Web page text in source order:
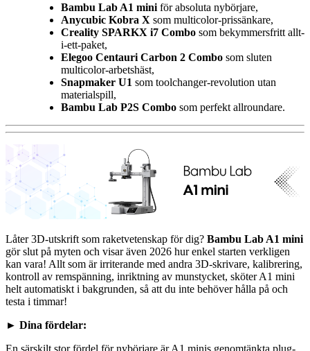
Bambu Lab A1 mini för absoluta nybörjare,
Anycubic Kobra X som multicolor-prissänkare,
Creality SPARKX i7 Combo som bekymmersfritt allt-
i-ett-paket,
Elegoo Centauri Carbon 2 Combo som sluten
multicolor-arbetshäst,
Snapmaker U1 som toolchanger-revolution utan
materialspill,
Bambu Lab P2S Combo som perfekt allroundare.
Låter 3D-utskrift som raketvetenskap för dig? Bambu Lab A1 mini
gör slut på myten och visar även 2026 hur enkel starten verkligen
kan vara! Allt som är irriterande med andra 3D-skrivare, kalibrering,
kontroll av remspänning, inriktning av munstycket, sköter A1 mini
helt automatiskt i bakgrunden, så att du inte behöver hålla på och
testa i timmar!
► Dina fördelar:
En särskilt stor fördel för nybörjare är A1 minis genomtänkta plug-